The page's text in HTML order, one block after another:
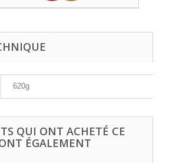
620g
QUI ONT ACHETÉ CE
ÉGALEMENT